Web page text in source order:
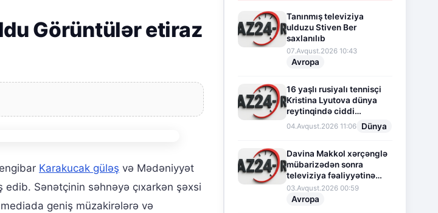
Görüntülər etiraz
Karakucak güləş və Mədəniyyət
edib. Sənətçinin səhnəyə çıxarkən şəxsi
geniş müzakirələrə və
Tanınmış televiziya
ulduzu Stiven Ber
saxlanılıb
07.Avqust.2026 10:43
Avropa
16 yaşlı rusiyalı tennisçi
Kristina Lyutova dünya
reytinqində ciddi
irəliləyişə imza atdı
04.Avqust.2026 11:06 Dünya
Davina Makkol xərçənglə
mübarizədən sonra
televiziya fəaliyyətinə
fasilə verir
03.Avqust.2026 00:59
Avropa